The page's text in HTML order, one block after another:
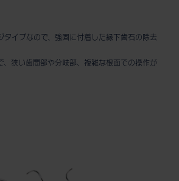
タイプなので、強固に付着した縁下歯石の除去
、狭い歯間部や分岐部、複雑な根面での操作が